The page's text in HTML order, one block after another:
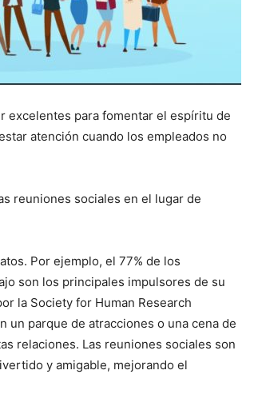
excelentes para fomentar el espíritu de
atención cuando los empleados no
reuniones sociales en el lugar de
Por ejemplo, el 77% de los
son los principales impulsores de su
la Society for Human Research
un parque de atracciones o una cena de
relaciones. Las reuniones sociales son
y amigable, mejorando el